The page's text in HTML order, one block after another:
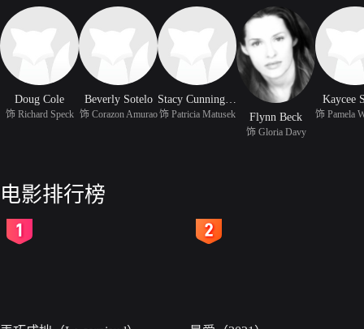
Doug Cole
饰 Richard Speck
Beverly Sotelo
饰 Corazon Amurao
Stacy Cunningham
饰 Patricia Matusek Flynn Beck
饰 Gloria Davy
Kaycee
电影排行榜